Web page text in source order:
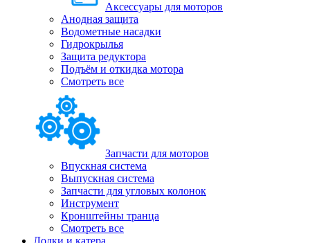
Аксессуары для моторов
Анодная защита
Водометные насадки
Гидрокрылья
Защита редуктора
Подъём и откидка мотора
Смотреть все
Запчасти для моторов
Впускная система
Выпускная система
Запчасти для угловых колонок
Инструмент
Кронштейны транца
Смотреть все
Лодки и катера